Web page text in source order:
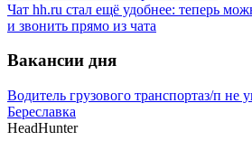
Чат hh.ru стал ещё удобнее: теперь
и звонить прямо из чата
Вакансии дня
Водитель грузового транспортаз/п не
Береславка
HeadHunter